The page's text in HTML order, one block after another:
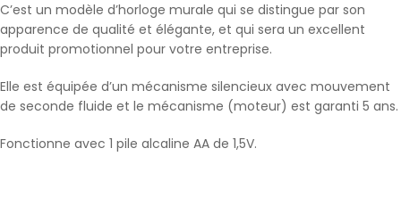
C’est un modèle d’horloge murale qui se distingue par son
apparence de qualité et élégante, et qui sera un excellent
produit promotionnel pour votre entreprise.
Elle est équipée d’un mécanisme silencieux avec mouvement
de seconde fluide et le mécanisme (moteur) est garanti 5 ans.
Fonctionne avec 1 pile alcaline AA de 1,5V.